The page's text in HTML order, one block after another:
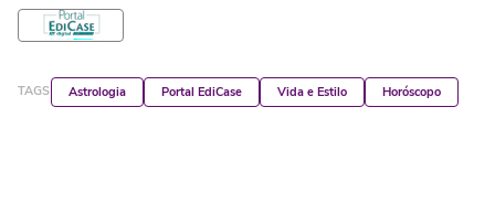
TAGS Astrologia Portal EdiCase Vida e Estilo Horóscopo